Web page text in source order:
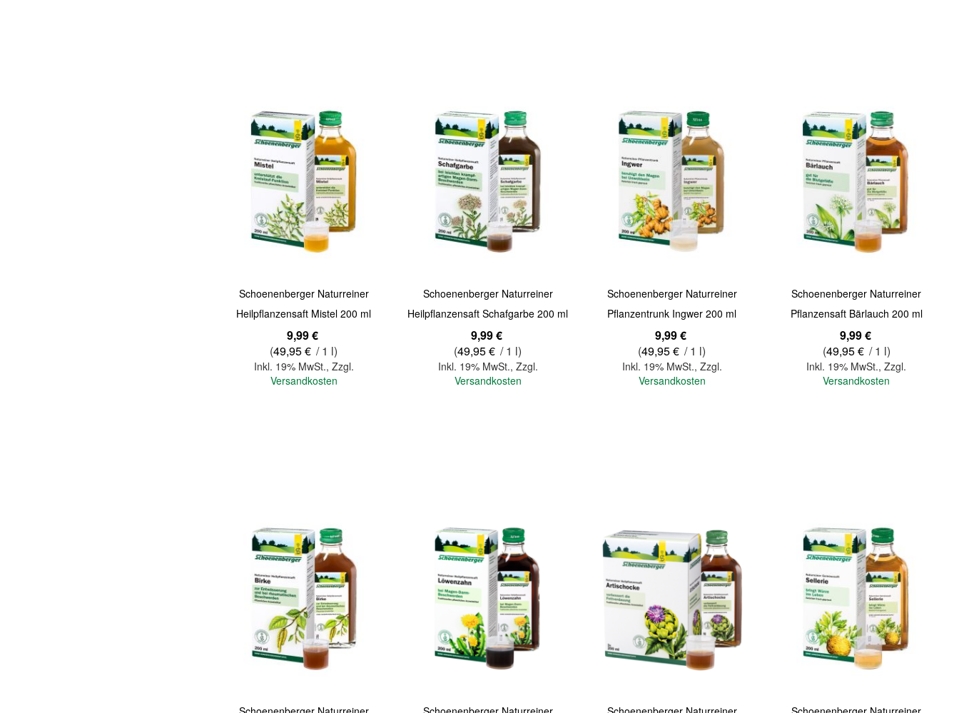
Quickview
Quickview
Quickview
Schoenenberger Naturreiner
Heilpflanzensaft Mistel 200 ml
9,99 €
(49,95 € / 1 l)
Inkl. 19% MwSt., Zzgl.
Versandkosten
Schoenenberger Naturreiner
Heilpflanzensaft Schafgarbe 200 ml
9,99 €
(49,95 € / 1 l)
Inkl. 19% MwSt., Zzgl.
Versandkosten
Schoenenberger Naturreiner
Pflanzentrunk Ingwer 200 ml
9,99 €
(49,95 € / 1 l)
Inkl. 19% MwSt., Zzgl.
Versandkosten
Quickview
Schoenenberger Naturreiner
Pflanzensaft Bärlauch 200 ml
9,99 €
(49,95 € / 1 l)
Inkl. 19% MwSt.,Zzgl.
Versandkosten